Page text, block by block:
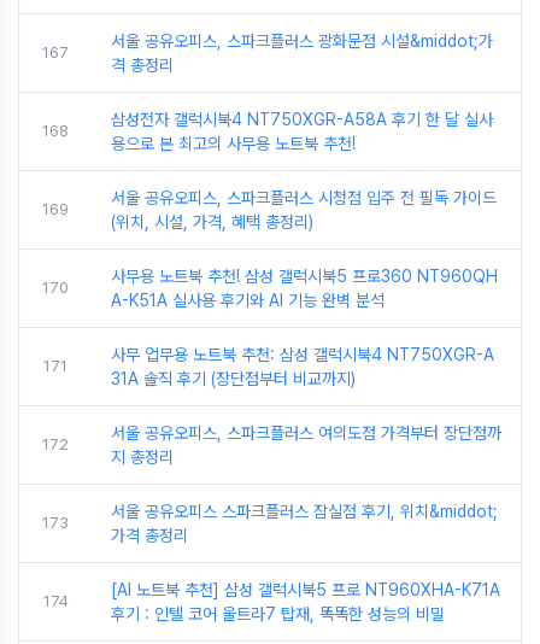
167
서울 공유오피스, 스파크플러스 광화문점 시설&middot;가
격 총정리
168
삼성전자 갤럭시북4 NT750XGR-A58A 후기 한 달 실사
용으로 본 최고의 사무용 노트북 추천!
169
서울 공유오피스, 스파크플러스 시청점 입주 전 필독 가이드
(위치, 시설, 가격, 혜택 총정리)
170
사무용 노트북 추천! 삼성 갤럭시북5 프로360 NT960QH
A-K51A 실사용 후기와 AI 기능 완벽 분석
171
사무 업무용 노트북 추천: 삼성 갤럭시북4 NT750XGR-A
31A 솔직 후기 (장단점부터 비교까지)
172
서울 공유오피스, 스파크플러스 여의도점 가격부터 장단점까
지 총정리
173
서울 공유오피스 스파크플러스 잠실점 후기, 위치&middot;
가격 총정리
174
[AI 노트북 추천] 삼성 갤럭시북5 프로 NT960XHA-K71A
후기 : 인텔 코어 울트라7 탑재, 똑똑한 성능의 비밀